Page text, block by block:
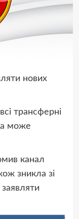
нових
трансферні
може
канал
зникла зі